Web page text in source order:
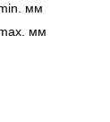
мм
мм